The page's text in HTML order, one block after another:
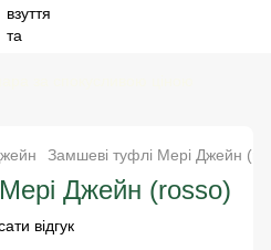
Замшеві туфлі Мері Джейн
Джейн (rosso)
відгук